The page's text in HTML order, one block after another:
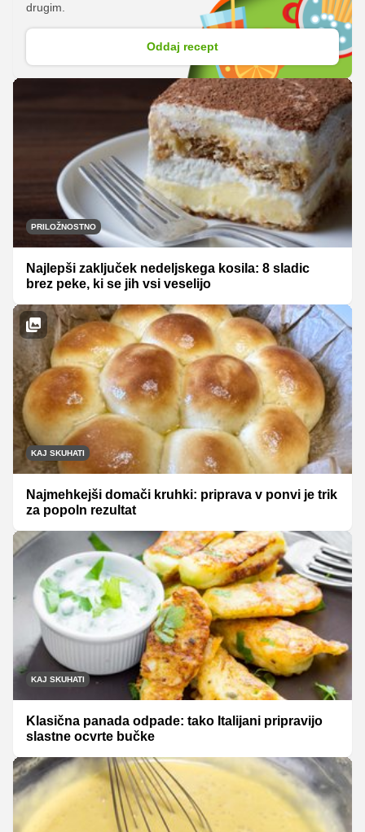
drugim.
Oddaj recept
PRILOŽNOSTNO
Najlepši zaključek nedeljskega kosila: 8 sladic
brez peke, ki se jih vsi veselijo
KAJ SKUHATI
Najmehkejši domači kruhki: priprava v ponvi je trik
za popoln rezultat
KAJ SKUHATI
Klasična panada odpade: tako Italijani pripravijo
slastne ocvrte bučke